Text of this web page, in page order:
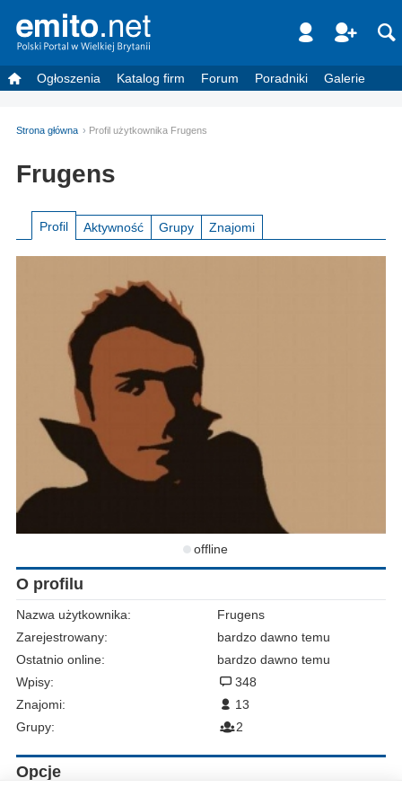
Ogłoszenia Katalog firm Forum Poradniki Galerie
Strona główna Profil użytkownika Frugens
Frugens
Profil Aktywność Grupy Znajomi
offline
O profilu
Nazwa użytkownika:
Frugens
Zarejestrowany:
bardzo dawno temu
Ostatnio online:
bardzo dawno temu
Wpisy:
348
Znajomi:
13
Grupy:
2
Opcje